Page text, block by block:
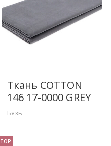
Ткань COTTON
146 17-0000 GREY
Бязь
TOP